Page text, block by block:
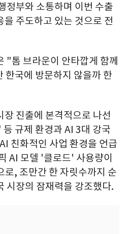
정부와 소통하며 이번 수출
주도하고 있는 것으로 전
"톰 브라운이 안타깝게 함께
국에 방문하지 않을까 한
진출에 본격적으로 나선
규제 환경과 AI 3대 강국
친화적인 사업 환경을 언급
AI 모델 '클로드' 사용량이
, 조만간 한 자릿수까지 순
시장의 잠재력을 강조했다.